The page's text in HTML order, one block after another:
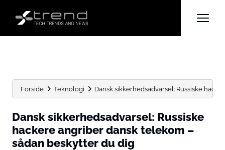
Forside Teknologi Dansk sikkerhedsadvarsel: Russiske
Dansk sikkerhedsadvarsel: Russiske
hackere angriber dansk telekom –
sådan beskytter du dig